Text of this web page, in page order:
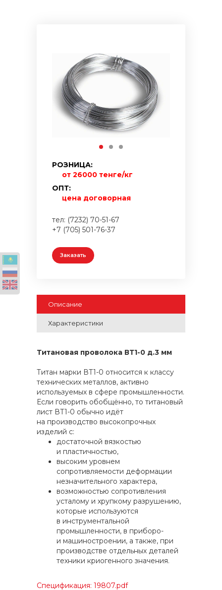
РОЗНИЦА:
от 26000 тенге/кг
ОПТ:
цена договорная
тел: (7232) 70-51-67
+7 (705) 501-76-37
Заказать
Описание
Характеристики
Титановая проволока ВТ1-0 д.3 мм
Титан марки ВТ1-0 относится к классу
технических металлов, активно
используемых в сфере промышленности.
Если говорить обобщённо, то титановый
лист ВТ1-0 обычно идёт
на производство высокопрочных
изделий с:
достаточной вязкостью
и пластичностью,
высоким уровнем
сопротивляемости деформации
незначительного характера,
возможностью сопротивления
усталому и хрупкому разрушению,
которые используются
в инструментальной
промышленности, в приборо-
и машиностроении, а также, при
производстве отдельных деталей
техники криогенного значения.
Спецификация: 19807.pdf